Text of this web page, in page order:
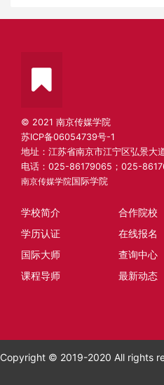
© 2021 南京传媒学院
苏ICP备06054739号-1
地址：江苏省南京市江宁区弘景大
电话：025-86179065；025-
南京传媒学院国际学院
学校简介
学历认证
国际大师
课程导师
合作院校
在线报名
查询中心
最新动态
Copyright © 2019-2020 All rights